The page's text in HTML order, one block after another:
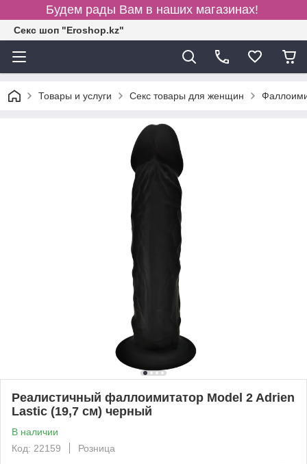
Будем рады Вам в наших магазинах!
Секс шоп "Eroshop.kz"
Товары и услуги Секс товары для женщин
Реалистичный фаллоимитатор Model 2 Adrien
Lastic (19,7 см) черный
В наличии
Код: 22159
Розница